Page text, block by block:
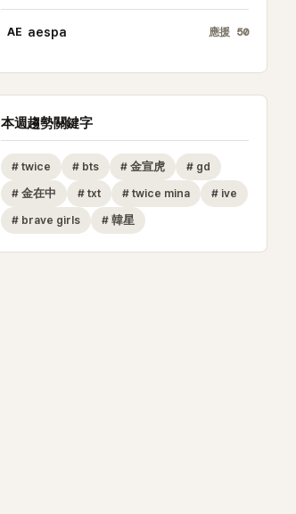
AE aespa 應援 50
本週趨勢關鍵字
# twice # bts # 金宣虎 # gd
# 金在中 # txt # twice mina # ive
# brave girls # 韓星